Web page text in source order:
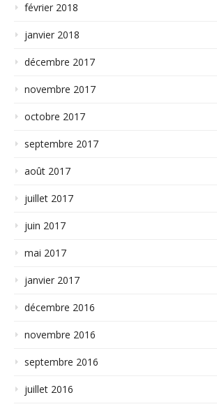
février 2018
janvier 2018
décembre 2017
novembre 2017
octobre 2017
septembre 2017
août 2017
juillet 2017
juin 2017
mai 2017
janvier 2017
décembre 2016
novembre 2016
septembre 2016
juillet 2016